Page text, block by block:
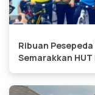
Ribuan
Semarakkan HUT